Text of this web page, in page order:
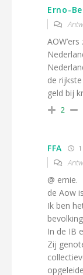
Erno-
de
geld bij
2
FFA
@ ernie.
de Aow
Ik ben
In de IB
Zij